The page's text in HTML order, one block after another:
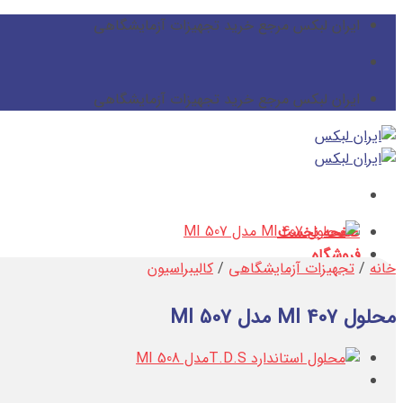
پرش
محتوا
ایران لبکس مرجع خرید تجهیزات آزمایشگاهی
ایران لبکس مرجع خرید تجهیزات آزمایشگاهی
صفحه نخست
فروشگاه
لامپ های یووی
لامپ UVB
مقالات
خانه / تجهیزات آزمایشگاهی / کالیبراسیون
محلول MI 407 مدل MI 507